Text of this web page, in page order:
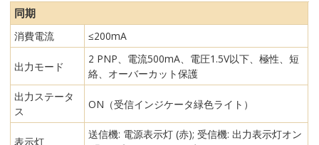
同期
消費電流 ≤200mA
出力モード
2 PNP、電流500mA、電圧1.5V以下、極性、短
絡、オーバーカット保護
出力ステータ
ス
ON（受信インジケータ緑色ライト）
表示灯
送信機: 電源表示灯 (赤); 受信機: 出力表示灯オン